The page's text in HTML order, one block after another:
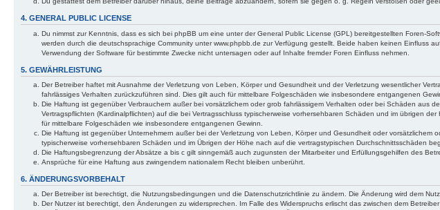
4. GENERAL PUBLIC LICENSE
Du nimmst zur Kenntnis, dass es sich bei phpBB um eine unter der General Public License (GPL) bereitgestellten Foren-
werden durch die deutschsprachige Community unter www.phpbb.de zur Verfügung gestellt. Beide haben keinen Einfluss
Verwendung der Software für bestimmte Zwecke nicht untersagen oder auf Inhalte fremder Foren Einfluss nehmen.
5. GEWÄHRLEISTUNG
Der Betreiber haftet mit Ausnahme der Verletzung von Leben, Körper und Gesundheit und der Verletzung wesentlicher
fahrlässiges Verhalten zurückzuführen sind. Dies gilt auch für mittelbare Folgeschäden wie insbesondere entgangenen
Die Haftung ist gegenüber Verbrauchern außer bei vorsätzlichem oder grob fahrlässigem Verhalten oder bei Schäden aus
Vertragspflichten (Kardinalpflichten) auf die bei Vertragsschluss typischerweise vorhersehbaren Schäden und im übrigen
für mittelbare Folgeschäden wie insbesondere entgangenen Gewinn.
Die Haftung ist gegenüber Unternehmern außer bei der Verletzung von Leben, Körper und Gesundheit oder vorsätzlichem
typischerweise vorhersehbaren Schäden und im Übrigen der Höhe nach auf die vertragstypischen Durchschnittsschäden
Die Haftungsbegrenzung der Absätze a bis c gilt sinngemäß auch zugunsten der Mitarbeiter und Erfüllungsgehilfen des
Ansprüche für eine Haftung aus zwingendem nationalem Recht bleiben unberührt.
6. ÄNDERUNGSVORBEHALT
Der Betreiber ist berechtigt, die Nutzungsbedingungen und die Datenschutzrichtlinie zu ändern. Die Änderung wird dem
Der Nutzer ist berechtigt, den Änderungen zu widersprechen. Im Falle des Widerspruchs erlischt das zwischen dem